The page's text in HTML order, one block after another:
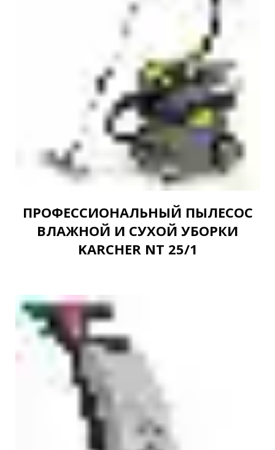
ПРОФЕССИОНАЛЬНЫЙ ПЫЛЕСОС
ВЛАЖНОЙ И СУХОЙ УБОРКИ
KARCHER NT 25/1